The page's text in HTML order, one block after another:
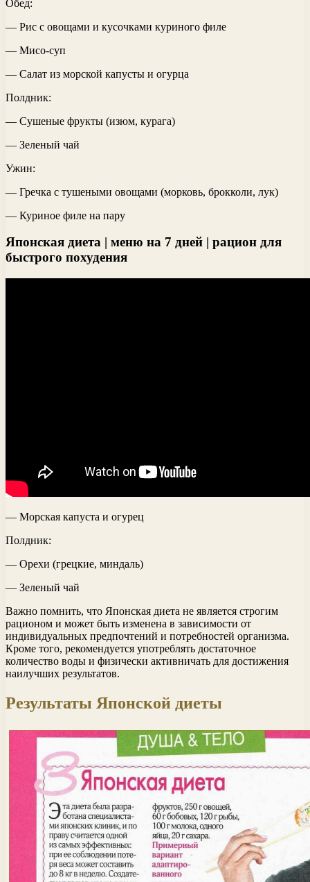
Обед:
— Рис с овощами и кусочками куриного филе
— Мисо-суп
— Салат из морской капусты и огурца
Полдник:
— Сушеные фрукты (изюм, курага)
— Зеленый чай
Ужин:
— Гречка с тушеными овощами (морковь, брокколи, лук)
— Куриное филе на пару
Японская диета | меню на 7 дней | рацион для
быстрого похудения
— Морская капуста и огурец
Полдник:
— Орехи (грецкие, миндаль)
— Зеленый чай
Важно помнить, что Японская диета не является строгим
рационом и может быть изменена в зависимости от
индивидуальных предпочтений и потребностей организма.
Кроме того, рекомендуется употреблять достаточное
количество воды и физически активничать для достижения
наилучших результатов.
Результаты Японской диеты